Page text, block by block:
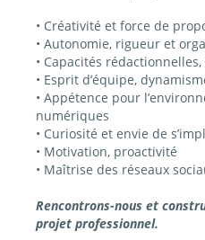
• Créativité et force de
• Autonomie, rigueur et
• Capacités
• Esprit d’équipe,
• Appétence pour
numériques
• Curiosité et envie de
• Motivation, proactivité
• Maîtrise des réseaux
Rencontrons-nous et
projet professionnel.